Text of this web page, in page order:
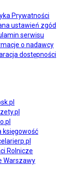
Prywatności
ustawień zgód
serwisu
o nadawcy
dostępności
księgowość
Rolnicze
Warszawy